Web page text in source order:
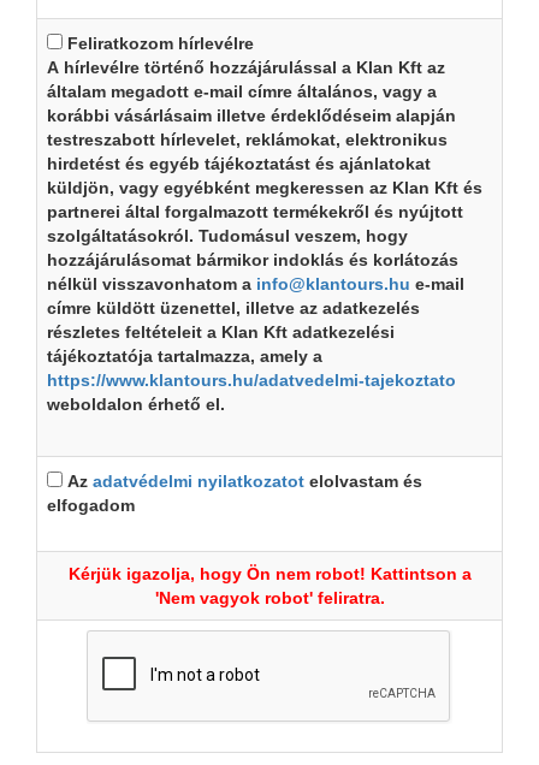
Feliratkozom hírlevélre
A hírlevélre történő hozzájárulással a Klan Kft az
általam megadott e-mail címre általános, vagy a
korábbi vásárlásaim illetve érdeklődéseim alapján
testreszabott hírlevelet, reklámokat, elektronikus
hirdetést és egyéb tájékoztatást és ajánlatokat
küldjön, vagy egyébként megkeressen az Klan Kft és
partnerei által forgalmazott termékekről és nyújtott
szolgáltatásokról. Tudomásul veszem, hogy
hozzájárulásomat bármikor indoklás és korlátozás
nélkül visszavonhatom a info@klantours.hu e-mail
címre küldött üzenettel, illetve az adatkezelés
részletes feltételeit a Klan Kft adatkezelési
tájékoztatója tartalmazza, amely a
https://www.klantours.hu/adatvedelmi-tajekoztato
weboldalon érhető el.
Az adatvédelmi nyilatkozatot elolvastam és
elfogadom
Kérjük igazolja, hogy Ön nem robot! Kattintson a
'Nem vagyok robot' feliratra.